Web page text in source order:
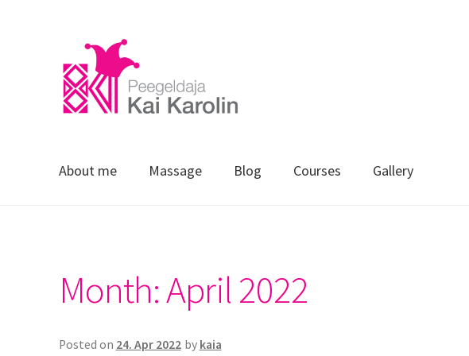
About me Massage Blog Courses Gallery
Month:April 2022
Posted on 24. Apr 2022 by kaia